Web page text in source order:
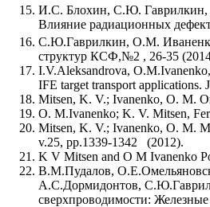
И.С. Блохин, С.Ю.
Влияние радиационных
C.Ю.Гаврилкин, О.М.
структур КСФ,№2 , 26-35
I.V.Aleksandrova,
IFE target transport applications.
Mitsen, K. V.; Ivanenko, O. M.
O. M.Ivanenko; K. V. Mitsen,
Mitsen, K. V.; Ivanenko, O. M.
v.25, pp.1339-1342 (2012).
K V Mitsen and O M Ivanenko
В.М.Пудалов,
А.С.Дормидонтов,
сверхпроводимости: